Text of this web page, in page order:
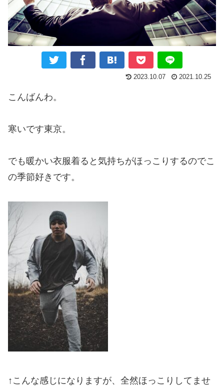
2023.10.07 2021.10.25
こんばんわ。
寒いです東京。
でも暖かい衣服着ると気持ちがほっこりするのでこ
の季節好きです。
↑こんな感じになりますが、全然ほっこりしてませ